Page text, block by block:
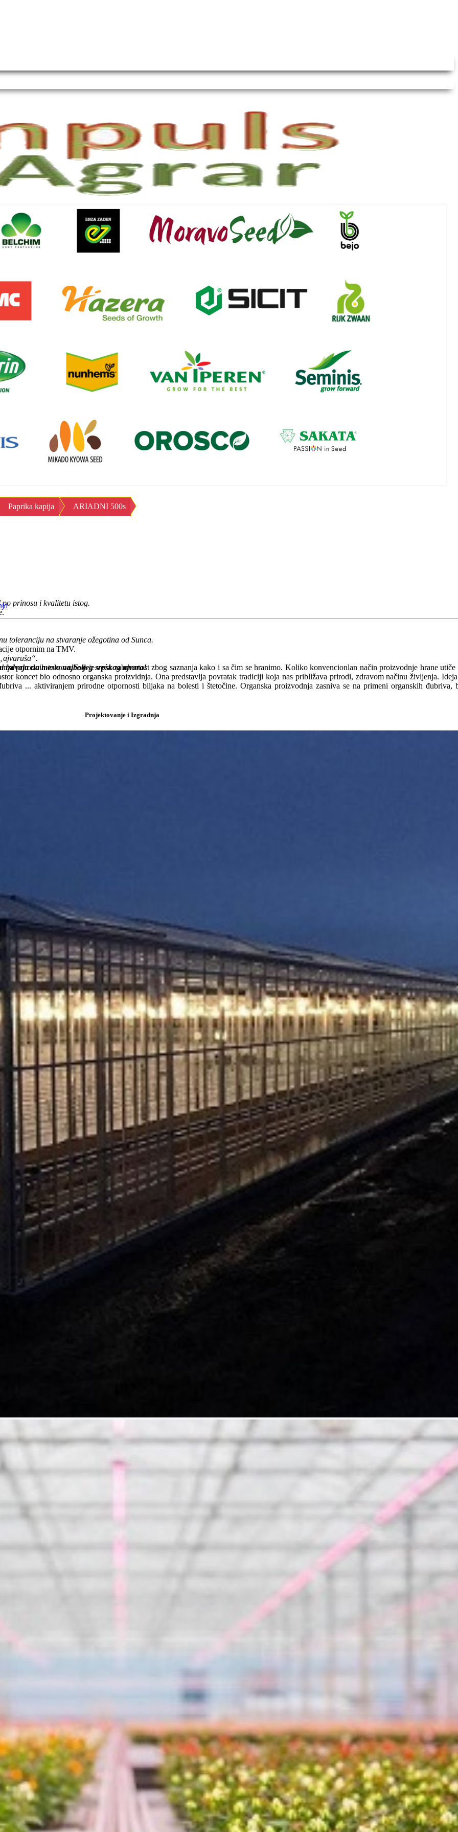
prirodnih tokova. Sve je veća zabrinutost zbog saznanja kako i sa čim se hranimo. Koliko konvencionlan način proizvodnje hrane utiče
koncet bio odnosno organska proizvidnja. Ona predstavlja povratak tradiciji koja nas približava prirodi, zdravom načinu življenja.
... aktiviranjem prirodne otpornosti biljaka na bolesti i štetočine. Organska proizvodnja zasniva se na primeni organskih đubriva,
Projektovanje i Izgradnja
Paprika kapija ARIADNI 500s
prinosu i kvalitetu istog.
toleranciju na stvaranje ožegotina od Sunca.
otpornim na TMV.
izdvaja na mesto najboljeg srpskog ajvara!
inostranstvo, molimo da nas kontaktirate za informacije o ceni i mogućnostima isporuke.
5. KAPTUR 6. NEMESIS